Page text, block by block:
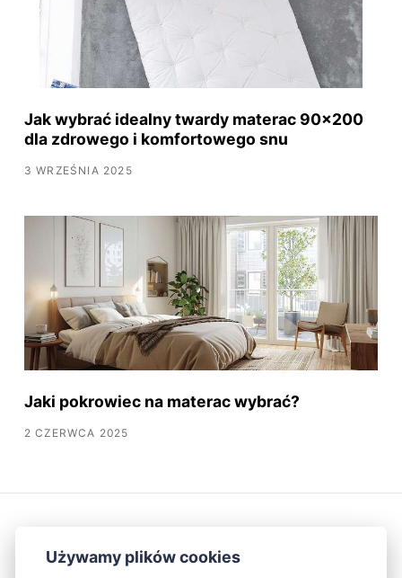
Jak wybrać idealny twardy materac 90x200
dla zdrowego i komfortowego snu
3 WRZEŚNIA 2025
Jaki pokrowiec na materac wybrać?
2 CZERWCA 2025
Używamy plików cookies